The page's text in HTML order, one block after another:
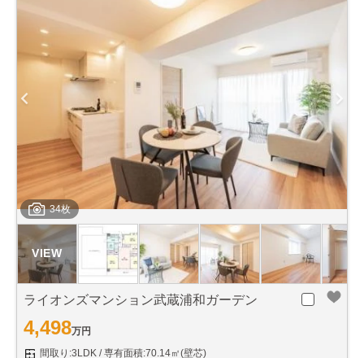
34枚
ライオンズマンション武蔵浦和ガーデン
4,498万円
間取り:3LDK
専有面積:70.14㎡(壁芯)